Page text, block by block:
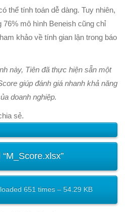
thể tính toán dễ dàng. Tuy nhiên,
mô hình Beneish cũng chỉ
khảo về tính gian lận trong báo
này, Tiên đã thực hiện sẵn một
giúp đánh giá nhanh khả năng
doanh nghiệp.
sẻ.
651 times – 54.29 KB